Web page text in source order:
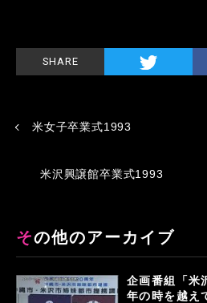
SHARE
米女子卒業式1993
米沢興譲館卒業式1993
その他のアーカイブ
企画番組「米
年の時を越え